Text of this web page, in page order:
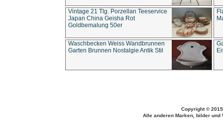
Vintage 21 Tlg. Porzellan Teeservice
Japan China Geisha Rot
Goldbemalung 50er
Waschbecken Weiss Wandbrunnen
Garten Brunnen Nostalgie Antik Stil
Copyright ©
Alle anderen Marken, bilder und